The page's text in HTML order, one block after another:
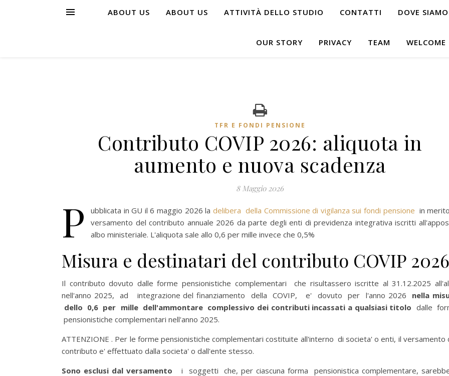
ABOUT US ABOUT US ATTIVITÀ DELLO STUDIO CONTATTI DOVE SIAMO
OUR STORY PRIVACY TEAM WELCOME
TFR E FONDI PENSIONE
Contributo COVIP 2026: aliquota in
aumento e nuova scadenza
8 Maggio 2026
P ubblicata in GU il 6 maggio 2026 la delibera della Commissione di vigilanza sui fondi pensione in
versamento del contributo annuale 2026 da parte degli enti di previdenza integrativa iscritti
albo ministeriale. L'aliquota sale allo 0,6 per mille invece che 0,5%
Misura e destinatari del contributo COVIP 2026
Il contributo dovuto dalle forme pensionistiche complementari che risultassero iscritte al 31.12.2025
nell'anno 2025, ad integrazione del finanziamento della COVIP, e' dovuto per l'anno 2026 nella
dello 0,6 per mille dell'ammontare complessivo dei contributi incassati a qualsiasi titolo dalle
pensionistiche complementari nell'anno 2025.
ATTENZIONE . Per le forme pensionistiche complementari costituite all'interno di societa' o enti, il versamento
contributo e' effettuato dalla societa' o dall'ente stesso.
Sono esclusi dal versamento i soggetti che, per ciascuna forma pensionistica complementare,